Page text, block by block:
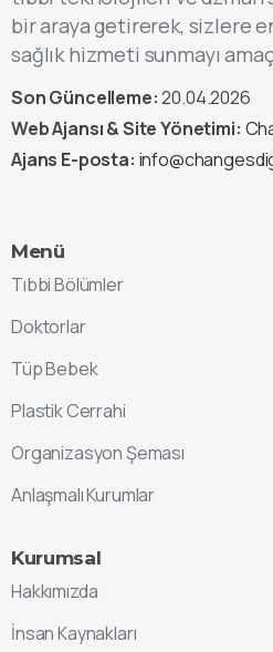
bir araya getirerek, sizlere
sağlık hizmeti sunmayı
Son Güncelleme:20.04.2026
Web Ajansı & Site Yönetimi:
Ajans E-posta:
Menü
Tıbbi Bölümler
Doktorlar
Tüp Bebek
Plastik Cerrahi
Organizasyon Şeması
Anlaşmalı Kurumlar
Kurumsal
Hakkımızda
İnsan Kaynakları